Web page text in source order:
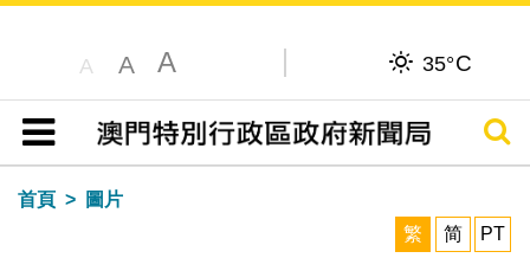
A A A 35°C
目錄
搜尋
首頁
圖片
繁
简 PT